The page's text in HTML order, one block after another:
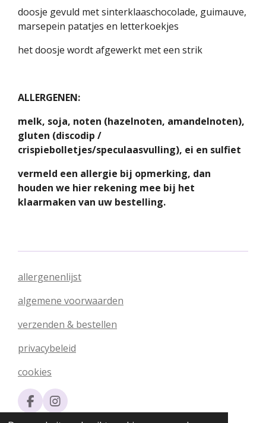
doosje gevuld met sinterklaaschocolade, guimauve,
marsepein patatjes en letterkoekjes
het doosje wordt afgewerkt met een strik
ALLERGENEN:
melk, soja, noten (hazelnoten, amandelnoten),
gluten (discodip /
crispiebolletjes/speculaasvulling), ei en sulfiet
vermeld een allergie bij opmerking, dan
houden we hier rekening mee bij het
klaarmaken van uw bestelling.
allergenenlijst
algemene voorwaarden
verzenden & bestellen
privacybeleid
cookies
F
a
I
n